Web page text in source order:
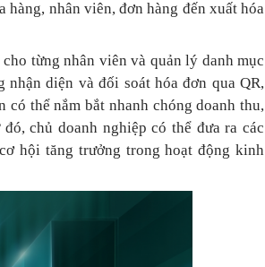
nhân viên, đơn hàng đến xuất hóa
từng nhân viên và quản lý danh mục
nhận diện và đối soát hóa đơn qua QR,
thể nắm bắt nhanh chóng doanh thu,
đó, chủ doanh nghiệpcó thể đưara các
hội tăng trưởng trong hoạt động kinh